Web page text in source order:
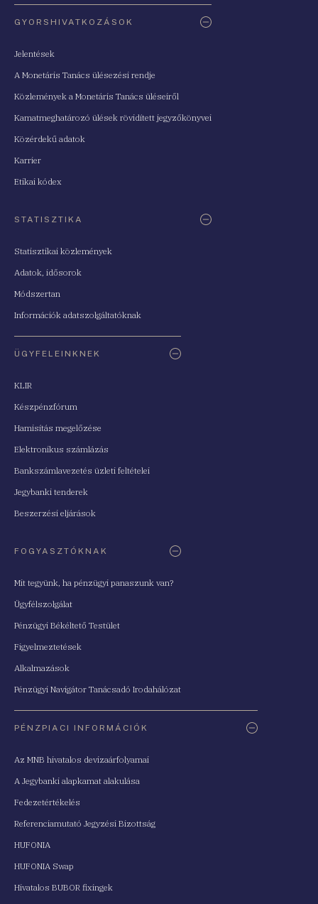
GYORSHIVATKOZÁSOK
Jelentések
A Monetáris Tanács ülésezési rendje
Közlemények a Monetáris Tanács üléseiről
Kamatmeghatározó ülések rövidített jegyzőkönyvei
Közérdekű adatok
Karrier
Etikai kódex
STATISZTIKA
Statisztikai közlemények
Adatok, idősorok
Módszertan
Információk adatszolgáltatóknak
ÜGYFELEINKNEK
KLIR
Készpénzfórum
Hamisítás megelőzése
Elektronikus számlázás
Bankszámlavezetés üzleti feltételei
Jegybanki tenderek
Beszerzési eljárások
FOGYASZTÓKNAK
Mit tegyünk, ha pénzügyi panaszunk van?
Ügyfélszolgálat
Pénzügyi Békéltető Testület
Figyelmeztetések
Alkalmazások
Pénzügyi Navigátor Tanácsadó Irodahálózat
PÉNZPIACI INFORMÁCIÓK
Az MNB hivatalos devizaárfolyamai
A Jegybanki alapkamat alakulása
Fedezetértékelés
Referenciamutató Jegyzési Bizottság
HUFONIA
HUFONIA Swap
Hivatalos BUBOR fixingek